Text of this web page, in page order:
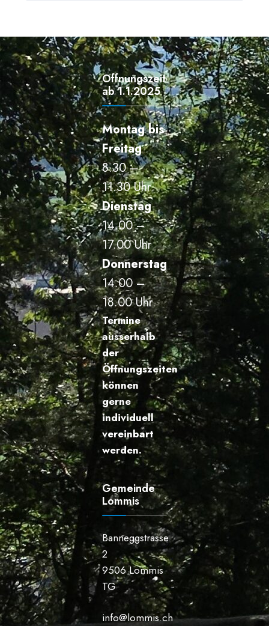
Öffnungszeiten
ab 1.1.2025
Montag bis
Freitag
8.30 –
11.30 Uhr
Dienstag
14.00 –
17.00 Uhr
Donnerstag
14.00 –
18.00 Uhr
Termine
ausserhalb
der
Öffnungszeiten
können
gerne
individuell
vereinbart
werden.
Gemeinde
Lommis
Banneggstrasse
2
9506 Lommis
TG
info@lommis.ch